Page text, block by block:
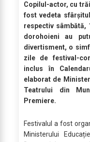
Copilul-actor, cu
fost vedeta
respectiv sâmbătă,
dorohoieni au
divertisment, o
zile de festival-
inclus în
elaborat de
Teatrului din
Premiere.
Festivalul a fost
Ministerului